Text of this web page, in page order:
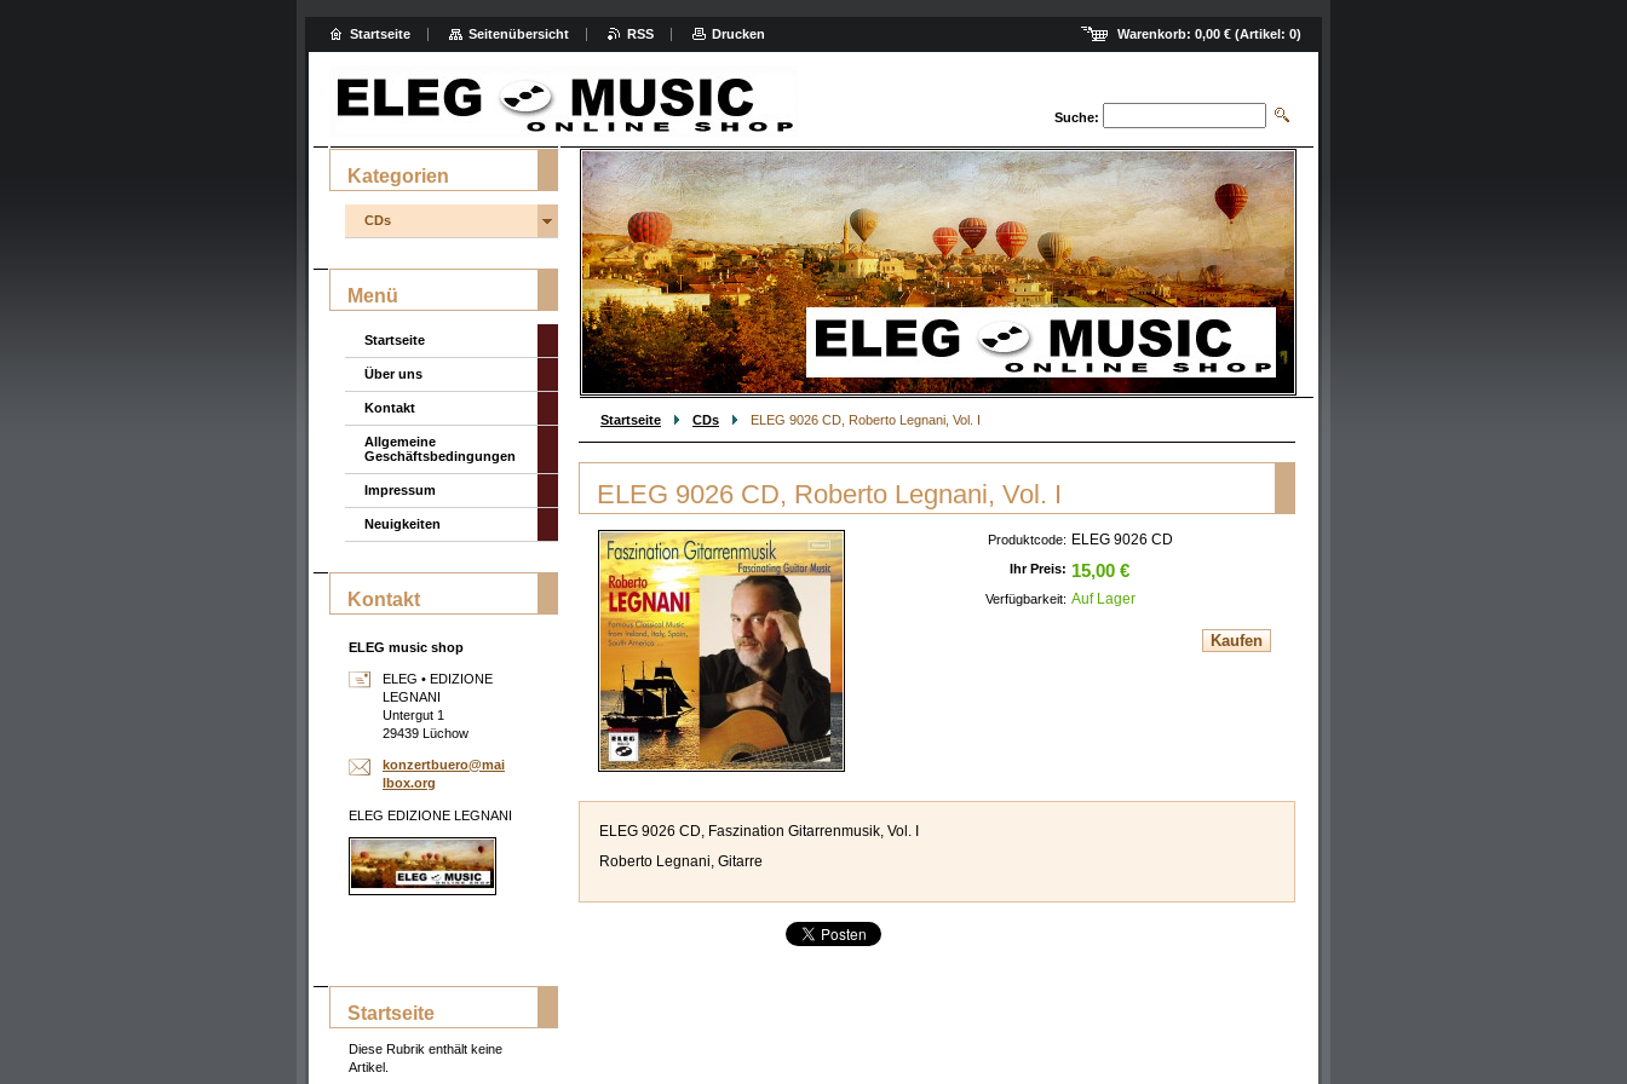
Suche:
Startseite CDs ELEG 9026 CD, Roberto Legnani, Vol. I
ELEG 9026 CD, Roberto Legnani, Vol. I
Produktcode: ELEG 9026 CD
Ihr Preis: 15,00 €
Verfügbarkeit: Auf Lager
ELEG 9026 CD, Faszination Gitarrenmusik, Vol. I
Roberto Legnani, Gitarre
Kategorien
CDs
Menü
Startseite
Über uns
Kontakt
Allgemeine
Geschäftsbedingungen
Impressum
Neuigkeiten
Kontakt
ELEG music shop
ELEG • EDIZIONE
LEGNANI
Untergut 1
29439 Lüchow
konzertbuero@mai
lbox.org
ELEG EDIZIONE LEGNANI
Startseite
Diese Rubrik enthält keine
Artikel.
Warenkorb: 0,00 € (Artikel: 0)
Startseite Seitenübersicht RSS Drucken